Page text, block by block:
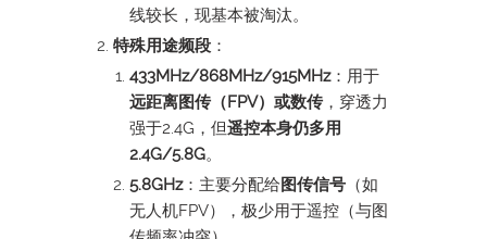
线较长，现基本被淘汰。
特殊用途频段 ：
433MHz/868MHz/915MHz：用于
远距离图传（FPV）或数传，穿透力
强于2.4G，但遥控本身仍多用
2.4G/5.8G。
5.8GHz：主要分配给图传信号 （如
无人机FPV），极少用于遥控（与图